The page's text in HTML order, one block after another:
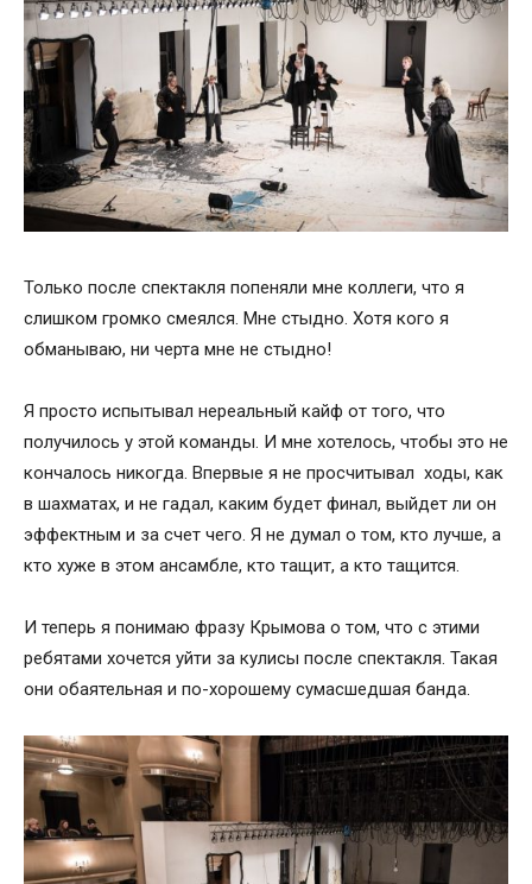
Только после спектакля попеняли мне коллеги, что я
слишком громко смеялся. Мне стыдно. Хотя кого я
обманываю, ни черта мне не стыдно!
Я просто испытывал нереальный кайф от того, что
получилось у этой команды. И мне хотелось, чтобы это не
кончалось никогда. Впервые я не просчитывал ходы, как
в шахматах, и не гадал, каким будет финал, выйдет ли он
эффектным и за счет чего. Я не думал о том, кто лучше, а
кто хуже в этом ансамбле, кто тащит, а кто тащится.
И теперь я понимаю фразу Крымова о том, что с этими
ребятами хочется уйти за кулисы после спектакля. Такая
они обаятельная и по-хорошему сумасшедшая банда.